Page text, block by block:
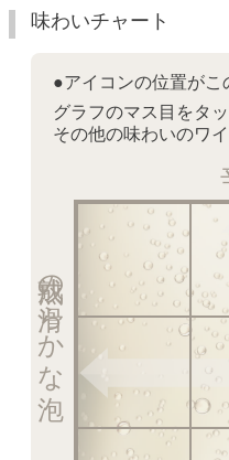
味わいチャート
●アイコンの位置がこ
グラフのマス目をタ
その他の味わいのワ
熟成の滑らかな泡